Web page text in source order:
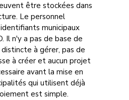
être stockées dans
Le personnel
municipaux
Il n'y a pas de base de
à gérer, pas de
à créer et aucun projet
avant la mise en
qui utilisent déjà
est simple.